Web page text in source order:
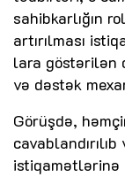
sahibkarlığın
artırılması
lara göstərilən
və dəstək
Görüşdə,
istiqamətlərinə